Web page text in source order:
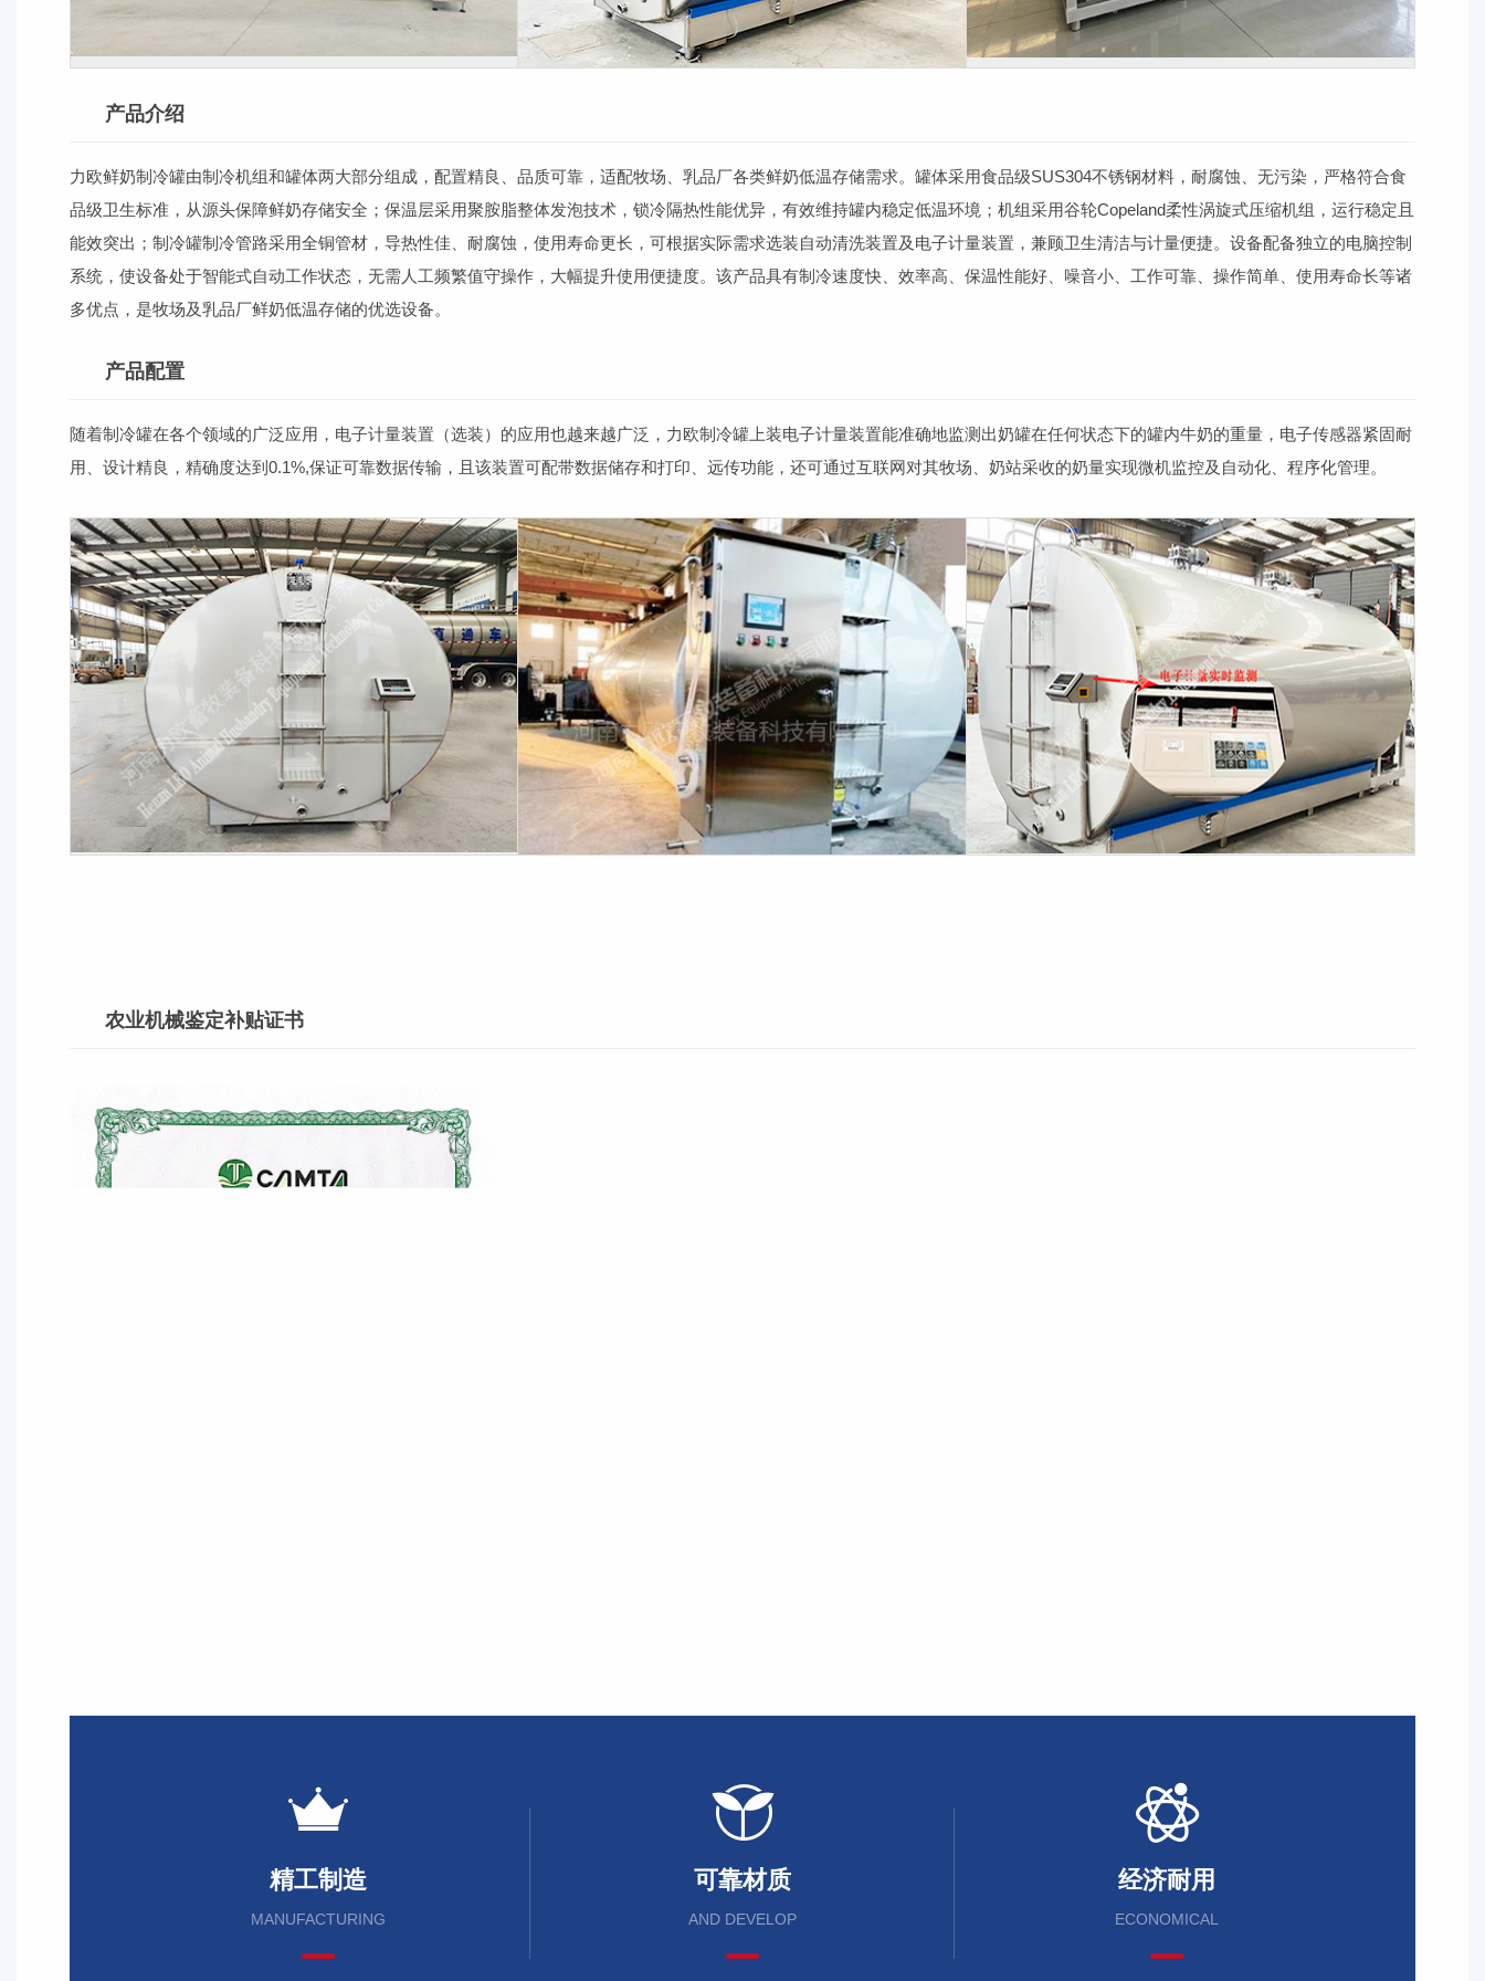
产品介绍
力欧鲜奶制冷罐由制冷机组和罐体两大部分组成，配置精良、品质可靠，适配牧场、乳品厂各类鲜奶低温存储需求。罐体采用食品级SUS304不锈钢材料，耐腐蚀、无污染，严格符合食
品级卫生标准，从源头保障鲜奶存储安全；保温层采用聚胺脂整体发泡技术，锁冷隔热性能优异，有效维持罐内稳定低温环境；机组采用谷轮Copeland柔性涡旋式压缩机组，运行稳定且
能效突出；制冷罐制冷管路采用全铜管材，导热性佳、耐腐蚀，使用寿命更长，可根据实际需求选装自动清洗装置及电子计量装置，兼顾卫生清洁与计量便捷。设备配备独立的电脑控制
系统，使设备处于智能式自动工作状态，无需人工频繁值守操作，大幅提升使用便捷度。该产品具有制冷速度快、效率高、保温性能好、噪音小、工作可靠、操作简单、使用寿命长等诸
多优点，是牧场及乳品厂鲜奶低温存储的优选设备。
产品配置
随着制冷罐在各个领域的广泛应用，电子计量装置（选装）的应用也越来越广泛， 力欧制冷罐上装电子计量装置能准确地监测出奶罐在任何状态下的罐内牛奶的重量，电子传感器紧固耐
用、设计精良，精确度达到 0.1%,保证可靠数据传输，且该装置可配带数据储存和打印、远传功能，还可通过互联网对其牧场、奶站采收的奶量实现微机监控及自动化、程序化管理。
农业机械鉴定补贴证书
精工制造
MANUFACTURING
可靠材质
AND DEVELOP
经济耐用
ECONOMICAL